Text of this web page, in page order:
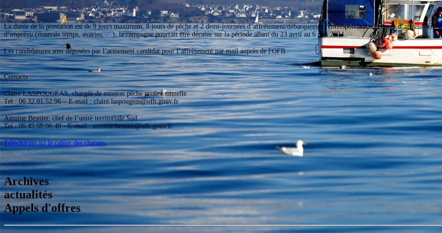
La durée de la prestation est de 9 jours maximum, 8 jours de pêche et 2 demi-journées d’affrétement/débarquement correspondant à la durée
d’imprévu (mauvais temps, avaries, …), la campagne pourrait être décalée sur la période allant du 23 avril au 6 mai 2024.
Les candidatures sont déposées par l’armement candidat pour l’affrètement par mail auprès de l'OFB.
Contacts :
Claire LASPOUGEAS, chargée de mission pêche professionnelle
Tel : 06.32.01.52.96 – E-mail : claire.laspougeas@ofb.gouv.fr
Antoine Besnier, chef de l’unité territoriale Sud
Tel : 06.45.68.06.40 - E-mail : antoine.besnier@ofb.gouv.fr
Télécharger ici le cahier des charges.
Archives
actualités
Appels d'offres